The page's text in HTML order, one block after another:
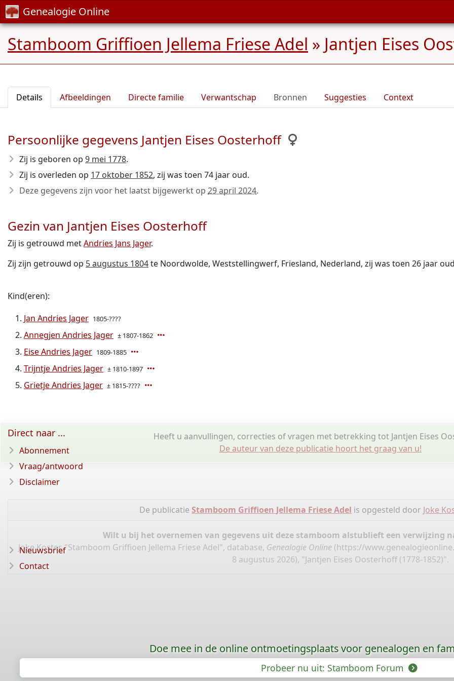
Genealogie Online
Stamboom Griffioen Jellema Friese Adel » Jantjen Eises
Details Afbeeldingen Directe familie Verwantschap Bronnen Suggesties Context
Persoonlijke gegevens Jantjen Eises Oosterhoff
Zij is geboren op 9 mei 1778.
Zij is overleden op 17 oktober 1852, zij was toen 74 jaar oud.
Deze gegevens zijn voor het laatst bijgewerkt op 29 april 2024.
Gezin van Jantjen Eises Oosterhoff
Zij is getrouwd metAndries Jans Jager.
Zij zijn getrouwd op 5 augustus 1804te Noordwolde, Weststellingwerf, Friesland, Nederland, zij was toen 26 jaar
Kind(eren):
Jan Andries Jager 1805-????
Annegjen Andries Jager ± 1807-1862
Eise Andries Jager 1809-1885
Trijntje Andries Jager ± 1810-1897
Grietje Andries Jager ± 1815-????
Heeft u aanvullingen, correcties of vragen met betrekking tot Jantjen Eises
De auteur van deze publicatie hoort het graag van u!
De publicatieStamboom Griffioen Jellema Friese Adel is opgesteld door Joke
Wilt u bij het overnemen van gegevens uit deze stamboom alstublieft een verwijzing
Joke Koster, "Stamboom Griffioen Jellema Friese Adel", database, Genealogie Online (https://
8 augustus 2026), "Jantjen Eises Oosterhoff (1778-1852)".
Direct naar ...
Abonnement
Vraag/antwoord
Disclaimer
Nieuwsbrief
Contact
Doe mee in de online ontmoetingsplaats voor genealogen en
Probeer nu uit: Stamboom Forum